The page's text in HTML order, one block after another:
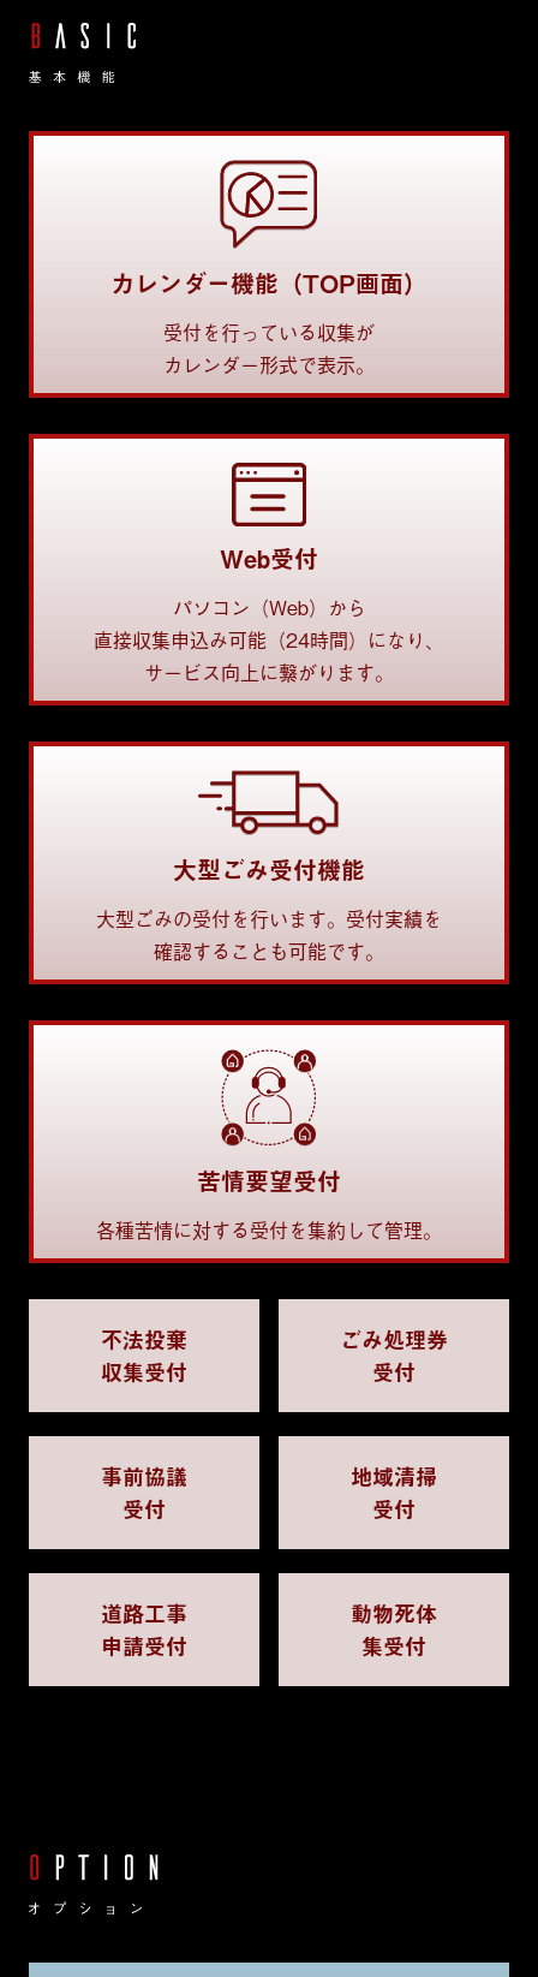
カレンダー機能（TOP画面）
受付を行っている収集が
カレンダー形式で表示。
Web受付
パソコン（Web）から
直接収集申込み可能（24時間）になり、
サービス向上に繋がります。
大型ごみ受付機能
大型ごみの受付を行います。受付実績を
確認することも可能です。
苦情要望受付
各種苦情に対する受付を集約して管理。
不法投棄
収集受付
ごみ処理券
受付
事前協議
受付
地域清掃
受付
道路工事
申請受付
動物死体
集受付